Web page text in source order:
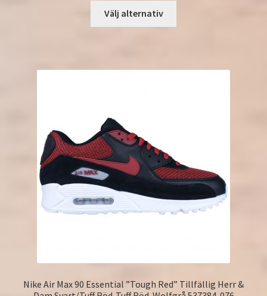
Välj alternativ
Nike Air Max 90 Essential ”Tough Red” Tillfällig Herr &